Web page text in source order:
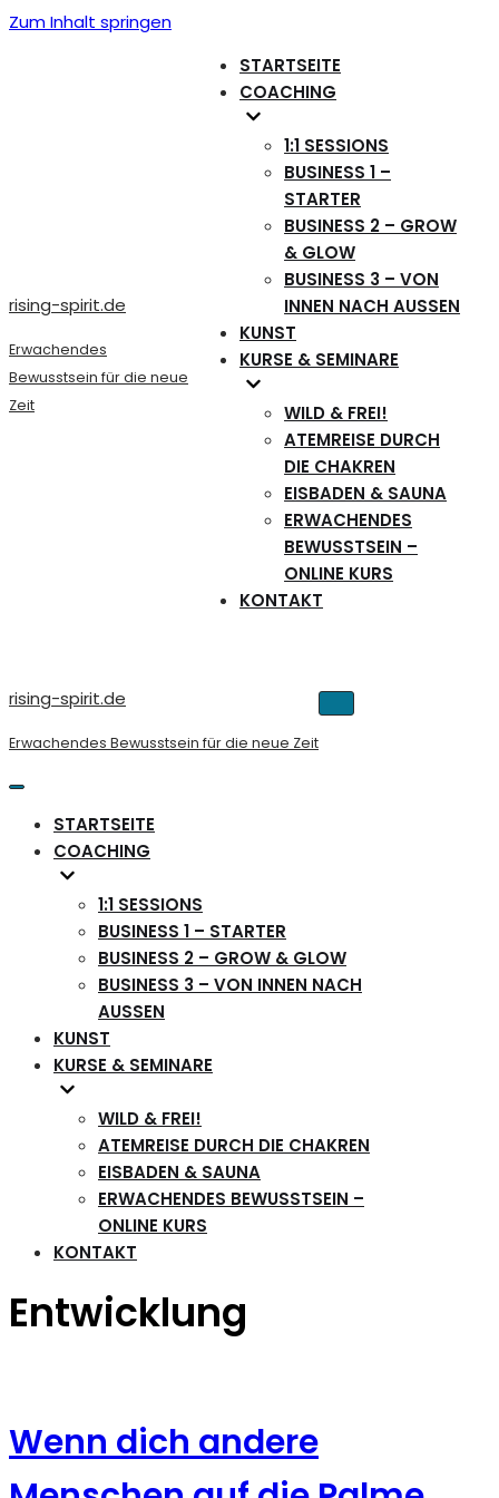
Zum Inhalt springen
rising-spirit.de
Erwachendes
Bewusstsein für die neue
Zeit
STARTSEITE
COACHING
1:1 SESSIONS
BUSINESS 1 –
STARTER
BUSINESS 2 – GROW
& GLOW
BUSINESS 3 – VON
INNEN NACH AUSSEN
KUNST
KURSE & SEMINARE
WILD & FREI!
ATEMREISE DURCH
DIE CHAKREN
EISBADEN & SAUNA
ERWACHENDES
BEWUSSTSEIN –
ONLINE KURS
KONTAKT
rising-spirit.de
Erwachendes Bewusstsein für die neue Zeit
Navigations-
Navigations-
STARTSEITE
COACHING
1:1 SESSIONS
BUSINESS 1 – STARTER
BUSINESS 2 – GROW & GLOW
BUSINESS 3 – VON INNEN NACH
AUSSEN
KUNST
KURSE & SEMINARE
WILD & FREI!
ATEMREISE DURCH DIE CHAKREN
EISBADEN & SAUNA
ERWACHENDES BEWUSSTSEIN –
ONLINE KURS
KONTAKT
Entwicklung
Wenn dich andere